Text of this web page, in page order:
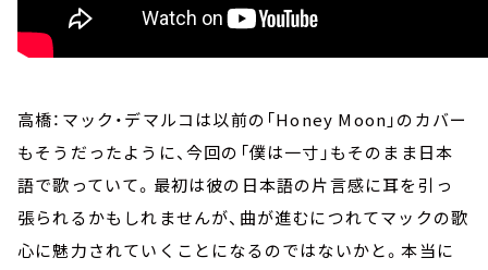
高橋：マック・デマルコは以前の「Honey Moon」のカバー
もそうだったように、今回の「僕は一寸」もそのまま日本
語で歌っていて。最初は彼の日本語の片言感に耳を引っ
張られるかもしれませんが、曲が進むにつれてマックの歌
心に魅力されていくことになるのではないかと。本当に